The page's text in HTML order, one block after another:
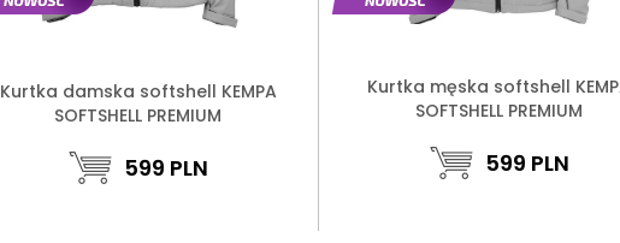
Kurtka damska softshell KEMPA
SOFTSHELL PREMIUM
599 PLN
Kurtka męska softshell
SOFTSHELL PREMIUM
599 PLN